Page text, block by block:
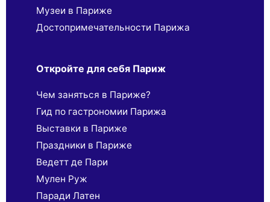
Музеи в Париже
Достопримечательности Парижа
Откройте для себя Париж
Чем заняться в Париже?
Гид по гастрономии Парижа
Выставки в Париже
Праздники в Париже
Ведетт де Пари
Мулен Руж
Паради Латен